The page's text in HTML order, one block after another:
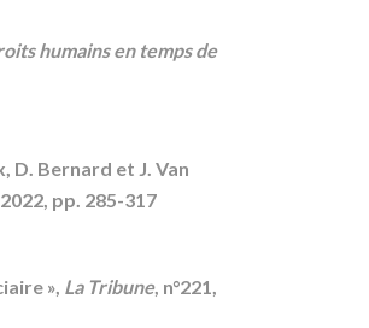
humains en temps de
D. Bernard et J. Van
pp. 285-317
», La Tribune, n°221,